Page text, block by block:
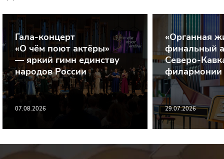
Гала-концерт
«О чём поют актёры»
— яркий гимн единству
народов России
07.08.2026
«Органная
финальный
Северо-
филармонии
29.07.2026